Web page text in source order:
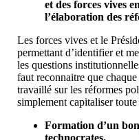
et des forces vives
l’élaboration des
Les forces vives et le
permettant d’identifier et
les questions
faut reconnaitre que
travaillé sur les réformes
simplement capitaliser toute
Formation d’un
technocrates.